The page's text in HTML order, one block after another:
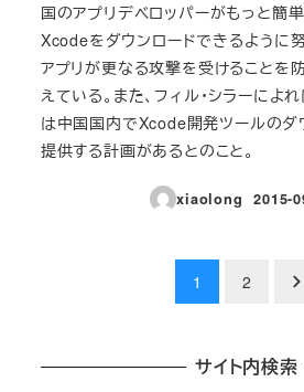
国のアプリデベロッパーがもっと簡
Xcodeをダウンロードできるように
アプリが更なる攻撃を受けることを
えている。また、フィル・シラーによ
は中国国内でXcode開発ツールのダ
提供する計画があるとのこと。
xiaolong
投稿日
2015-
の
1 2
サイト内検索